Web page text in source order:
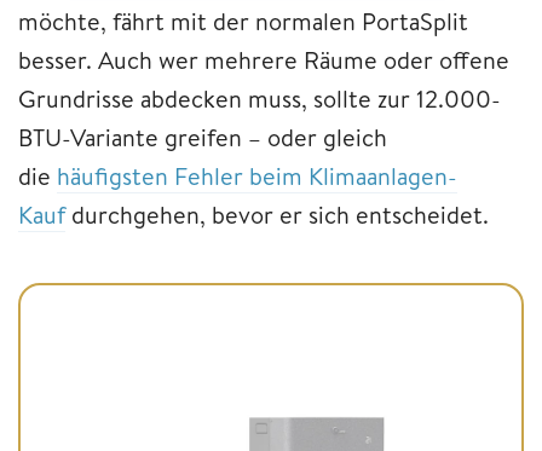
möchte, fährt mit der normalen PortaSplit
besser. Auch wer mehrere Räume oder offene
Grundrisse abdecken muss, sollte zur 12.000-
BTU-Variante greifen – oder gleich
die häufigsten Fehler beim Klimaanlagen-
Kaufdurchgehen, bevor er sich entscheidet.